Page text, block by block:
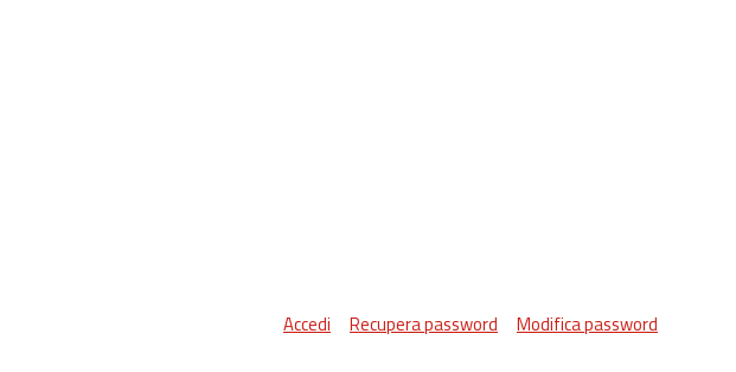
Accedi Recupera password Modifica password